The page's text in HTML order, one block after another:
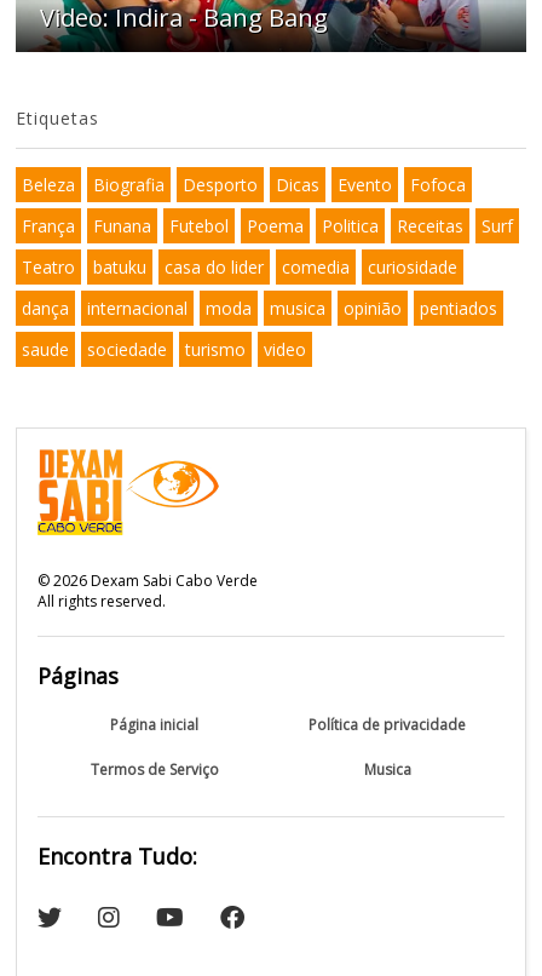
Video: Indira - Bang Bang
Etiquetas
Beleza Biografia Desporto Dicas Evento
Fofoca
França
Funana Futebol Poema Politica Receitas
Surf
Teatro
batuku casa do lider comedia
curiosidade
dança
internacional moda musica opinião
pentiados
saude
sociedade turismo video
©2026Dexam Sabi Cabo Verde
All rights reserved.
Páginas
Página inicial Política de privacidade
Termos de Serviço Musica
Encontra Tudo: